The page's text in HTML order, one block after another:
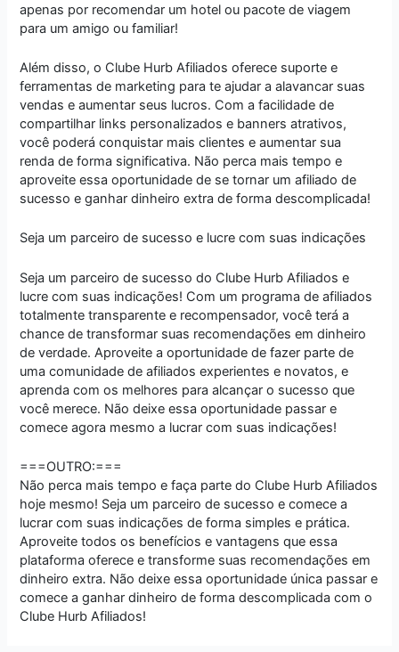
apenas por recomendar um hotel ou pacote de viagem
para um amigo ou familiar!
Além disso, o Clube Hurb Afiliados oferece suporte e
ferramentas de marketing para te ajudar a alavancar suas
vendas e aumentar seus lucros. Com a facilidade de
compartilhar links personalizados e banners atrativos,
você poderá conquistar mais clientes e aumentar sua
renda de forma significativa. Não perca mais tempo e
aproveite essa oportunidade de se tornar um afiliado de
sucesso e ganhar dinheiro extra de forma descomplicada!
Seja um parceiro de sucesso e lucre com suas indicações
Seja um parceiro de sucesso do Clube Hurb Afiliados e
lucre com suas indicações! Com um programa de afiliados
totalmente transparente e recompensador, você terá a
chance de transformar suas recomendações em dinheiro
de verdade. Aproveite a oportunidade de fazer parte de
uma comunidade de afiliados experientes e novatos, e
aprenda com os melhores para alcançar o sucesso que
você merece. Não deixe essa oportunidade passar e
comece agora mesmo a lucrar com suas indicações!
===OUTRO:===
Não perca mais tempo e faça parte do Clube Hurb Afiliados
hoje mesmo! Seja um parceiro de sucesso e comece a
lucrar com suas indicações de forma simples e prática.
Aproveite todos os benefícios e vantagens que essa
plataforma oferece e transforme suas recomendações em
dinheiro extra. Não deixe essa oportunidade única passar e
comece a ganhar dinheiro de forma descomplicada com o
Clube Hurb Afiliados!